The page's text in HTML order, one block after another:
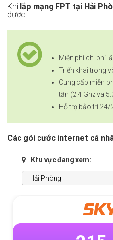
Khi lắp mạng FPT tại Hải
được:
Miễn phí chi phí
Triển khai trong
Cung cấp miễn
tần (2.4 Ghz và
Hỗ trợ bảo trì 24/
Các gói cước internet cá
Khu vực đang xem: